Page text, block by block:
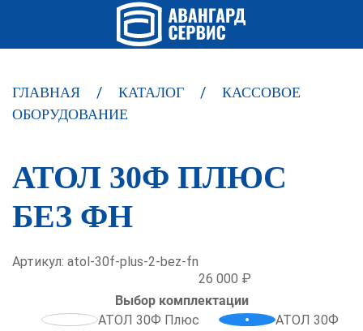
ГЛАВНАЯ КАТАЛОГ
КАССОВОЕ
ОБОРУДОВАНИЕ
АТОЛ 30Ф ПЛЮС
БЕЗ ФН
Артикул: atol-30f-plus-2-bez-fn
26 000 ₽
Выбор комплектации
АТОЛ 30Ф Плюс
АТОЛ 30Ф